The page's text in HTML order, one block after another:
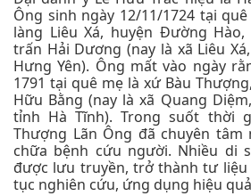
Ông sinh ngày 12/11/1724 tại
làng Liêu Xá, huyện Đường
trấn Hải Dương (nay là xã Liêu
Hưng Yên). Ông mất vào ngày
1791 tại quê mẹ là xứ Bàu
Hữu Bằng (nay là xã Quang
tỉnh Hà Tĩnh). Trong suốt thời
Thượng Lãn Ông đã chuyên
chữa bệnh cứu người. Nhiều di
được lưu truyền, trở thành tư liệu
tục nghiên cứu, ứng dụng hiệu